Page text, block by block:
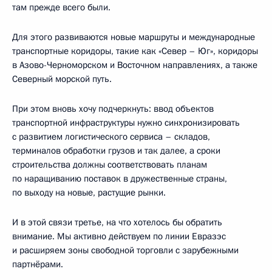
там прежде всего были.
Для этого развиваются новые маршруты и международные
транспортные коридоры, такие как «Север – Юг», коридоры
в Азово-Черноморском и Восточном направлениях, а также
Северный морской путь.
При этом вновь хочу подчеркнуть: ввод объектов
транспортной инфраструктуры нужно синхронизировать
с развитием логистического сервиса – складов,
терминалов обработки грузов и так далее, а сроки
строительства должны соответствовать планам
по наращиванию поставок в дружественные страны,
по выходу на новые, растущие рынки.
И в этой связи третье, на что хотелось бы обратить
внимание. Мы активно действуем по линии Евразэс
и расширяем зоны свободной торговли с зарубежными
партнёрами.